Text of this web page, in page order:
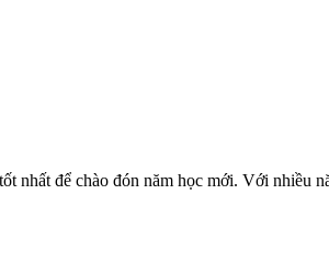
để chào đón năm học mới. Với nhiều